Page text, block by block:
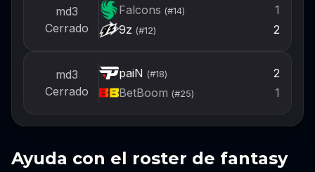
Iniciar sesión
md3
Cerrado
Falcons (#14)
1
9z (#12) 2
md3
Cerrado
paiN (#18)
2
BetBoom (#25) 1
Ayuda con el roster de fantasy